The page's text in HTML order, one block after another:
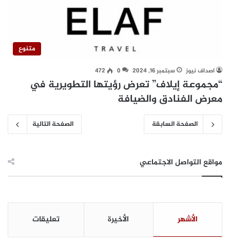
متنوع
اصداف نيوز سبتمبر 16, 2024 0
472
“مجموعة إيلاف” تعرض رؤيتها التطويرية في
معرض الفنادق والضيافة
الصفحة السابقة الصفحة التالية
مواقع التواصل الاجتماعي
الأشهر الأخيرة تعليقات